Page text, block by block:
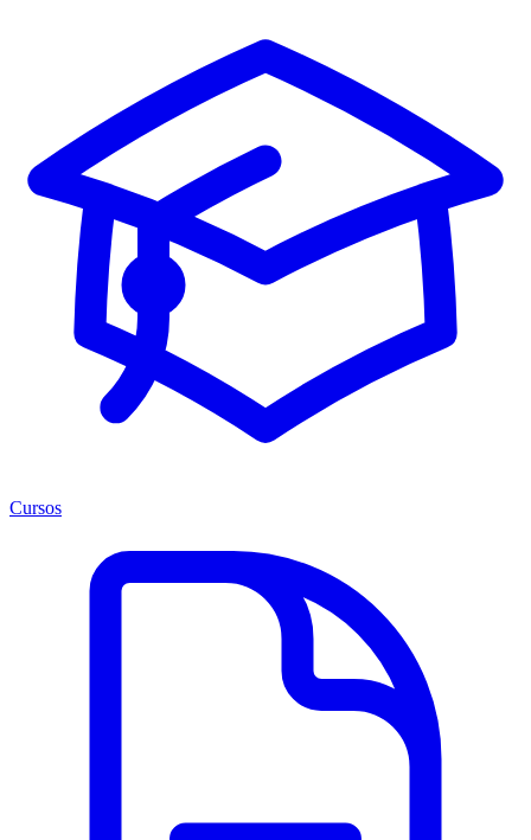
Cursos